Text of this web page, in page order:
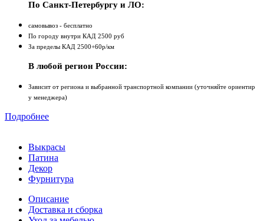
По Санкт-Петербургу и ЛО:
самовывоз - бесплатно
По городу внутри КАД 2500 руб
За пределы КАД 2500+60р/км
В любой регион России:
Зависит от региона и выбранной транспортной компании (уточняйте ориентир
у менеджера)
Подробнее
Выкрасы
Патина
Декор
Фурнитура
Описание
Доставка и сборка